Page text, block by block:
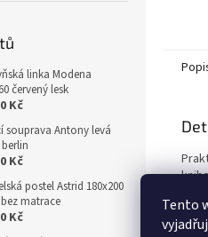
Tento
linka Modena
červený lesk
Kč
souprava Antony levá
Kč
postel Astrid 180x200
matrace
Kč